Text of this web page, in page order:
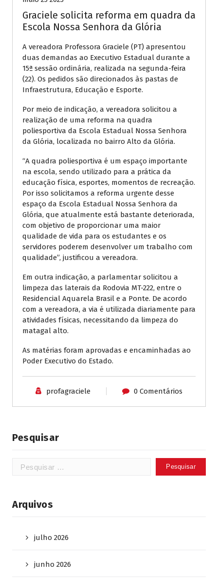
Graciele solicita reforma em quadra da
Escola Nossa Senhora da Glória
A vereadora Professora Graciele (PT) apresentou
duas demandas ao Executivo Estadual durante a
15ª sessão ordinária, realizada na segunda-feira
(22). Os pedidos são direcionados às pastas de
Infraestrutura, Educação e Esporte.
Por meio de indicação, a vereadora solicitou a
realização de uma reforma na quadra
poliesportiva da Escola Estadual Nossa Senhora
da Glória, localizada no bairro Alto da Glória.
“A quadra poliesportiva é um espaço importante
na escola, sendo utilizado para a prática da
educação física, esportes, momentos de recreação.
Por isso solicitamos a reforma urgente desse
espaço da Escola Estadual Nossa Senhora da
Glória, que atualmente está bastante deteriorada,
com objetivo de proporcionar uma maior
qualidade de vida para os estudantes e os
servidores poderem desenvolver um trabalho com
qualidade”, justificou a vereadora.
Em outra indicação, a parlamentar solicitou a
limpeza das laterais da Rodovia MT-222, entre o
Residencial Aquarela Brasil e a Ponte. De acordo
com a vereadora, a via é utilizada diariamente para
atividades físicas, necessitando da limpeza do
matagal alto.
As matérias foram aprovadas e encaminhadas ao
Poder Executivo do Estado.
profagraciele 0 Comentários
Pesquisar
Pesquisar
Arquivos
julho 2026
junho 2026